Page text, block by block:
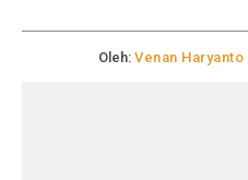
Oleh: Venan Haryanto